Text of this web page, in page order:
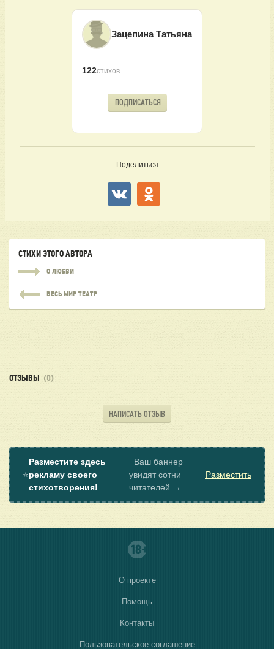
Зацепина Татьяна
122стихов
ПОДПИСАТЬСЯ
Поделиться
СТИХИ ЭТОГО АВТОРА
О ЛЮБВИ
ВЕСЬ МИР ТЕАТР
ОТЗЫВЫ (0)
НАПИСАТЬ ОТЗЫВ
⭐
Разместите здесь
рекламу своего
стихотворения!
Ваш баннер
увидят сотни
читателей →
Разместить
О проекте
Помощь
Контакты
Пользовательское соглашение